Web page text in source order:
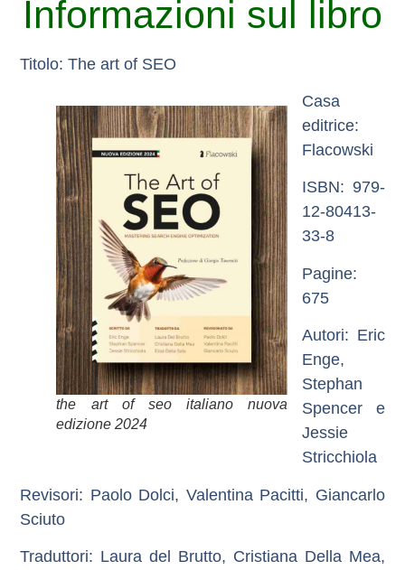
Informazioni sul libro
Titolo:The art of SEO
the art of seo italiano nuova
edizione 2024
Casa
editrice:
Flacowski
ISBN: 979-
12-80413-
33-8
Pagine:
675
Autori: Eric
Enge,
Stephan
Spencer e
Jessie
Stricchiola
Revisori: Paolo Dolci, Valentina Pacitti, Giancarlo
Sciuto
Traduttori: Laura del Brutto, Cristiana Della Mea,